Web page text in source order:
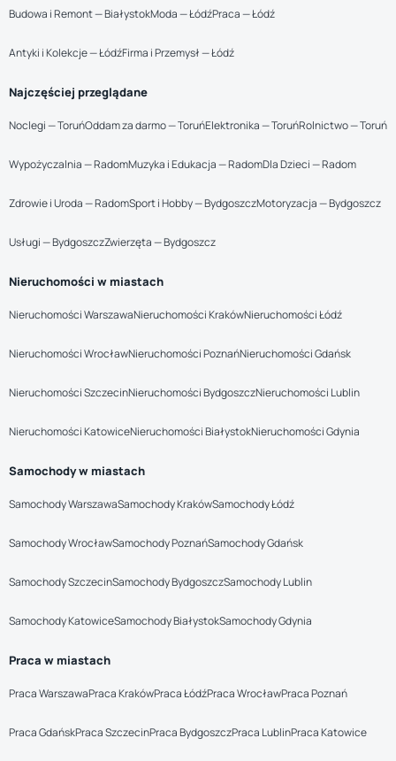
Budowa i Remont — BiałystokModa — ŁódźPraca — Łódź
Antyki i Kolekcje — ŁódźFirma i Przemysł — Łódź
Najczęściej przeglądane
Noclegi — ToruńOddam za darmo — ToruńElektronika — ToruńRolnictwo — Toruń
Wypożyczalnia — RadomMuzyka i Edukacja — RadomDla Dzieci — Radom
Zdrowie i Uroda — RadomSport i Hobby — BydgoszczMotoryzacja — Bydgoszcz
Usługi — BydgoszczZwierzęta — Bydgoszcz
Nieruchomości w miastach
Nieruchomości WarszawaNieruchomości KrakówNieruchomości Łódź
Nieruchomości WrocławNieruchomości PoznańNieruchomości Gdańsk
Nieruchomości SzczecinNieruchomości BydgoszczNieruchomości Lublin
Nieruchomości KatowiceNieruchomości BiałystokNieruchomości Gdynia
Samochody w miastach
Samochody WarszawaSamochody KrakówSamochody Łódź
Samochody WrocławSamochody PoznańSamochody Gdańsk
Samochody SzczecinSamochody BydgoszczSamochody Lublin
Samochody KatowiceSamochody BiałystokSamochody Gdynia
Praca w miastach
Praca WarszawaPraca KrakówPraca ŁódźPraca WrocławPraca Poznań
Praca GdańskPraca SzczecinPraca BydgoszczPraca LublinPraca Katowice